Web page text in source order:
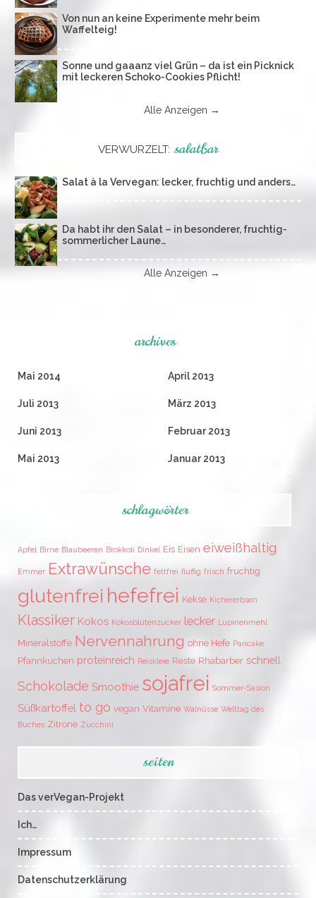
Von nun an keine Experimente mehr beim
Waffelteig!
Sonne und gaaanz viel Grün – da ist ein Picknick
mit leckeren Schoko-Cookies Pflicht!
Alle Anzeigen →
VERWURZELT: salatbar
Salat à la Vervegan: lecker, fruchtig und anders…
Da habt ihr den Salat – in besonderer, fruchtig-
sommerlicher Laune…
Alle Anzeigen →
archives
Mai 2014
Juli 2013
Juni 2013
Mai 2013
April 2013
März 2013
Februar 2013
Januar 2013
schlagwörter
Apfel Birne Blaubeeren Brokkoli Dinkel Eis Eisen eiweißhaltig
Emmer Extrawünsche fettfrei fluffig frisch fruchtig
glutenfrei hefefrei Kekse Kichererbsen
Klassiker Kokos Kokosblütenzucker lecker Lupinenmehl
Mineralstoffe Nervennahrung ohne Hefe Pancake
Pfannkuchen proteinreich Reiskleie Reste Rhabarber schnell
Schokolade Smoothie sojafrei Sommer-Sasion
Süßkartoffel to go vegan Vitamine Walnüsse Welttag des
Buches Zitrone Zucchini
seiten
Das verVegan-Projekt
Ich…
Impressum
Datenschutzerklärung